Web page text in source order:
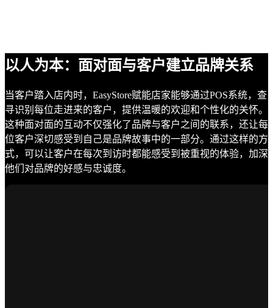
以人为本：面对面与客户建立品牌关系
当客户踏入店内时，EasyStore赋能店家能够通过POS系统，查
寻识别每位走进来的客户，提供温暖的欢迎和个性化的关怀。
这种面对面的互动不仅强化了品牌与客户之间的联系，还让每
位客户深切感受到自己是品牌故事中的一部分。通过这样的方
式，可以让客户在每次到访时都能感受到被重视的体验，加深
他们对品牌的好感与忠诚度。